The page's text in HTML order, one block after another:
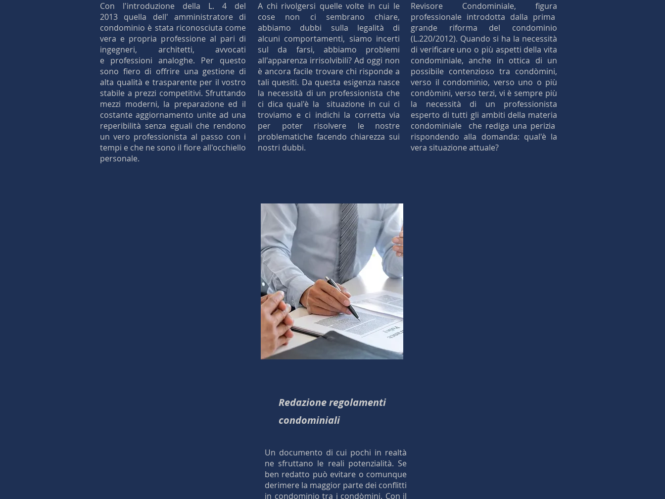
Con l'introduzione della L. 4 del
2013 quella dell' amministratore di
condominio è stata riconosciuta come
vera e propria professione al pari di
ingegneri, architetti, avvocati
e professioni analoghe. Per questo
sono fiero di offrire una gestione di
alta qualità e trasparente per il vostro
stabile a prezzi competitivi. Sfruttando
mezzi moderni, la preparazione ed il
costante aggiornamento unite ad una
reperibilità senza eguali che rendono
un vero professionista al passo con i
tempi e che ne sono il fiore all'occhiello
personale.
A chi rivolgersi quelle volte in cui le
cose non ci sembrano chiare,
abbiamo dubbi sulla legalità di
alcuni comportamenti, siamo incerti
sul da farsi, abbiamo problemi
all'apparenza irrisolvibili? Ad oggi non
è ancora facile trovare chi risponde a
tali quesiti. Da questa esigenza nasce
la necessità di un professionista che
ci dica qual'è la situazione in cui ci
troviamo e ci indichi la corretta via
per poter risolvere le nostre
problematiche facendo chiarezza sui
nostri dubbi.
Revisore Condominiale, figura
professionale introdotta dalla prima
grande riforma del condominio
(L.220/2012). Quando si ha la necessità
di verificare uno o più aspetti della vita
condominiale, anche in ottica di un
possibile contenzioso tra condòmini,
verso il condominio, verso uno o più
condòmini, verso terzi, vi è sempre più
la necessità di un professionista
esperto di tutti gli ambiti della materia
condominiale che rediga una perizia
rispondendo alla domanda: qual'è la
vera situazione attuale?
Redazione regolamenti
condominiali
Un documento di cui pochi in realtà
ne sfruttano le reali potenzialità. Se
ben redatto può evitare o comunque
derimere la maggior parte dei conflitti
in condominio tra i condòmini. Con il